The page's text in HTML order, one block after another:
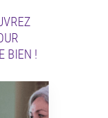
BIEN !